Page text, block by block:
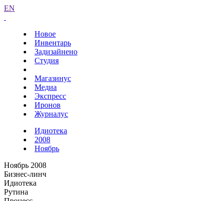
EN
Новое
Инвентарь
Задизайнено
Студия
Магазинус
Медиа
Экспресс
Иронов
Журналус
Идиотека
2008
Ноябрь
Ноябрь 2008
Бизнес-линч
Идиотека
Рутина